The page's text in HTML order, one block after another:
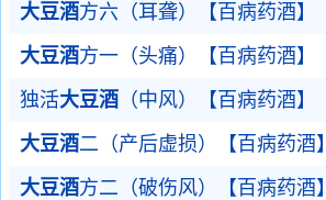
大豆酒方六（耳聋）【百病药酒】
大豆酒方一（头痛）【百病药酒】
独活大豆酒 （中风）【百病药酒】
大豆酒二（产后虚损）【百病药酒】
大豆酒方二（破伤风）【百病药酒】